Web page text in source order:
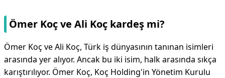
Ömer Koç ve Ali Koç kardeş mi?
Ömer Koç ve Ali Koç, Türk iş dünyasının tanınan isimleri
arasında yer alıyor. Ancak bu iki isim, halk arasında sıkça
karıştırılıyor. Ömer Koç, Koç Holding'in Yönetim Kurulu